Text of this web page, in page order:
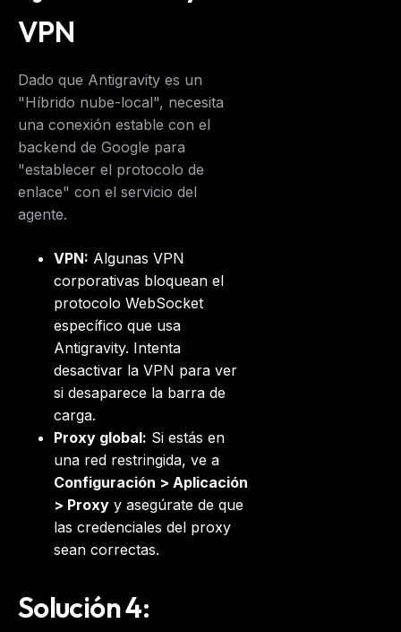
VPN
Dado que Antigravity es un
"Híbrido nube-local", necesita
una conexión estable con el
backend de Google para
"establecer el protocolo de
enlace" con el servicio del
agente.
VPN: Algunas VPN
corporativas bloquean el
protocolo WebSocket
específico que usa
Antigravity. Intenta
desactivar la VPN para ver
si desaparece la barra de
carga.
Proxy global: Si estás en
una red restringida, ve a
Configuración > Aplicación
> Proxy y asegúrate de que
las credenciales del proxy
sean correctas.
Solución 4: